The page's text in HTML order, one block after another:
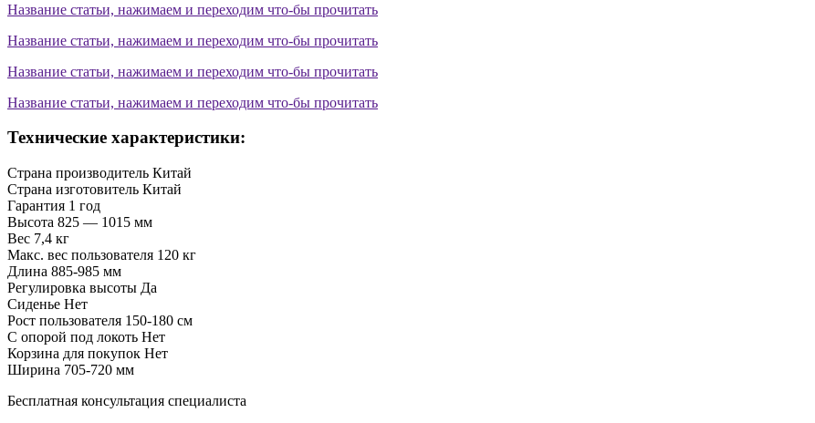
Название статьи, нажимаем и переходим что-бы прочитать
Название статьи, нажимаем и переходим что-бы прочитать
Название статьи, нажимаем и переходим что-бы прочитать
Название статьи, нажимаем и переходим что-бы прочитать
Технические характеристики:
Страна производитель Китай
Страна изготовитель Китай
Гарантия 1 год
Высота 825 — 1015 мм
Вес 7,4 кг
Макс. вес пользователя 120 кг
Длина 885-985 мм
Регулировка высоты Да
Сиденье Нет
Рост пользователя 150-180 см
С опорой под локоть Нет
Корзина для покупок Нет
Ширина 705-720 мм
Бесплатная консультация специалиста